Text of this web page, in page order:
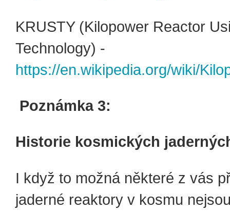
KRUSTY (Kilopower Reactor
Technology) -
https://en.wikipedia.org/wiki/
Poznámka 3:
Historie kosmických
I když to možná některé z vás
jaderné reaktory v kosmu